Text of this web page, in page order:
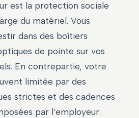
est la protection sociale
du matériel. Vous
dans des boîtiers
de pointe sur vos
En contrepartie, votre
limitée par des
strictes et des cadences
par l’employeur.